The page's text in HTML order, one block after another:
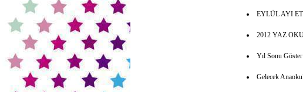
EYLÜL AYI
2012 YAZ
Yıl Sonu
Gelecek